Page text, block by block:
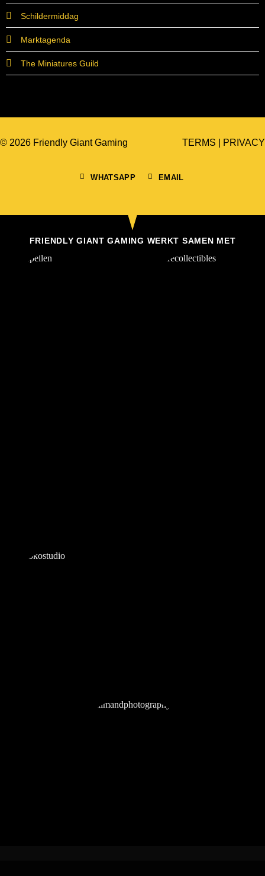
Schildermiddag
Marktagenda
The Miniatures Guild
© 2026 Friendly Giant Gaming
WHATSAPP EMAIL
TERMS PRIVACY
FRIENDLY GIANT GAMING WERKT SAMEN MET